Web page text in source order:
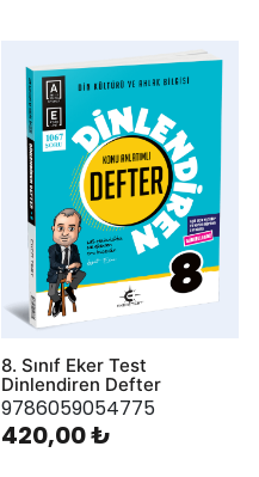
8. Sınıf Eker Test
Dinlendiren Defter
9786059054775
420,00 ₺